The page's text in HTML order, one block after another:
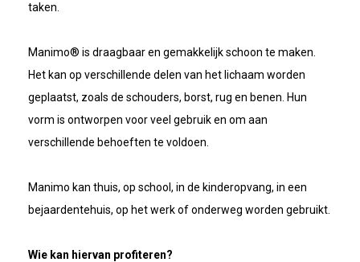
taken.
Manimo® is draagbaar en gemakkelijk schoon te maken.
Het kan op verschillende delen van het lichaam worden
geplaatst, zoals de schouders, borst, rug en benen. Hun
vorm is ontworpen voor veel gebruik en om aan
verschillende behoeften te voldoen.
Manimo kan thuis, op school, in de kinderopvang, in een
bejaardentehuis, op het werk of onderweg worden gebruikt.
Wie kan hiervan profiteren?